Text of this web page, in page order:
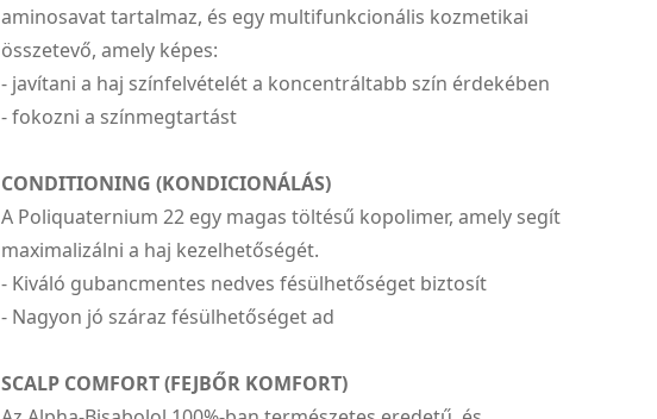
aminosavat tartalmaz, és egy multifunkcionális kozmetikai
összetevő, amely képes:
- javítani a haj színfelvételét a koncentráltabb szín érdekében
- fokozni a színmegtartást
CONDITIONING (KONDICIONÁLÁS)
A Poliquaternium 22 egy magas töltésű kopolimer, amely segít
maximalizálni a haj kezelhetőségét.
- Kiváló gubancmentes nedves fésülhetőséget biztosít
- Nagyon jó száraz fésülhetőséget ad
SCALP COMFORT (FEJBŐR KOMFORT)